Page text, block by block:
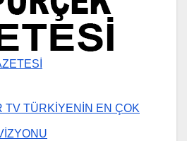
TV TÜRKİYENİN EN ÇOK